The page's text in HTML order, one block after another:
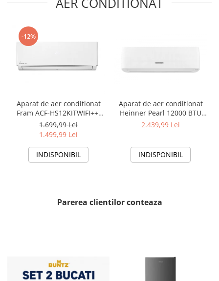
-12%
Aparat de aer conditionat
Fram ACF-HS12KITWIFI++,
12000 BTU, Wifi, Kit
instalare inclus, Functie
1.699,99 Lei
1.499,99 Lei
INDISPONIBIL
Aparat de aer conditionat
Heinner Pearl 12000 BTU
Wi-Fi, Clasa A+++/A+++, AI
alb
2.439,99 Lei
INDISPONIBIL
Parerea clientilor conteaza